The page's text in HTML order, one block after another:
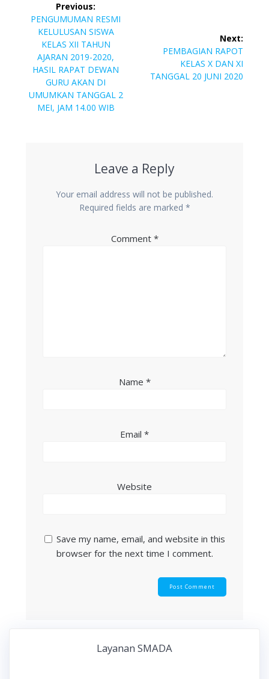
navigation
Previous:
Previous
post:
PENGUMUMAN RESMI
KELULUSAN SISWA
KELAS XII TAHUN
AJARAN 2019-2020,
HASIL RAPAT DEWAN
GURU AKAN DI
UMUMKAN TANGGAL 2
MEI, JAM 14.00 WIB
Next:
Next
post:
PEMBAGIAN RAPOT
KELAS X DAN XI
TANGGAL 20 JUNI 2020
Leave a Reply
Your email address will not be published.
Required fields are marked *
Comment *
Name *
Email *
Website
Save my name, email, and website in this
browser for the next time I comment.
Layanan SMADA